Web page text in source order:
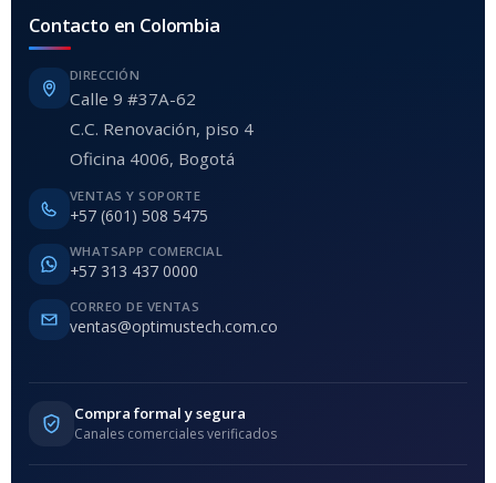
Contacto en Colombia
DIRECCIÓN
Calle 9 #37A-62
C.C. Renovación, piso 4
Oficina 4006, Bogotá
VENTAS Y SOPORTE
+57 (601) 508 5475
WHATSAPP COMERCIAL
+57 313 437 0000
CORREO DE VENTAS
ventas@optimustech.com.co
Compra formal y segura
Canales comerciales verificados